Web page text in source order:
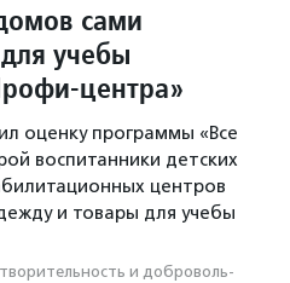
сами
учебы
центра»
оценку программы «Все
воспитанники детских
центров
и товары для учебы
и доброволь­